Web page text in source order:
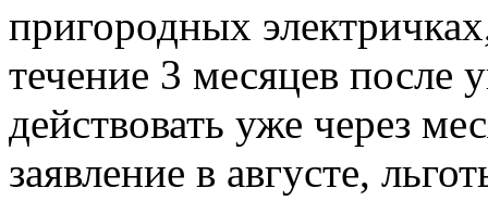
пригородных
течение 3 месяцев после
действовать уже через
заявление в августе,